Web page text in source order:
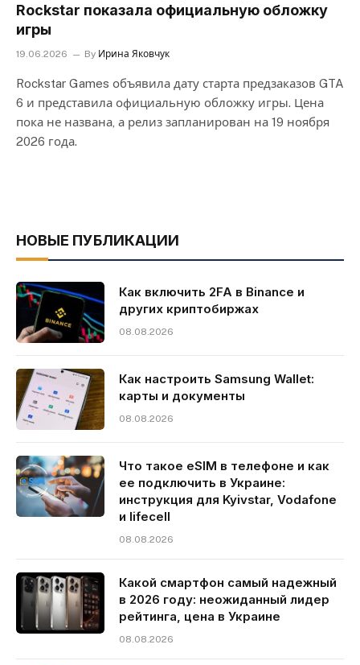
Rockstar показала официальную обложку
игры
19.06.2026 By Ирина Яковчук
Rockstar Games объявила дату старта предзаказов GTA
6 и представила официальную обложку игры. Цена
пока не названа, а релиз запланирован на 19 ноября
2026 года.
НОВЫЕ ПУБЛИКАЦИИ
Как включить 2FA в Binance и
других криптобиржах
08.08.2026
Как настроить Samsung Wallet:
карты и документы
08.08.2026
Что такое eSIM в телефоне и как
ее подключить в Украине:
инструкция для Kyivstar, Vodafone
и lifecell
08.08.2026
Какой смартфон самый надежный
в 2026 году: неожиданный лидер
рейтинга, цена в Украине
08.08.2026